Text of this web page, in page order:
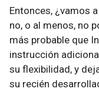
Entonces, ¿vamos
no, o al menos, no
más probable que
instrucción
su flexibilidad, y
su recién